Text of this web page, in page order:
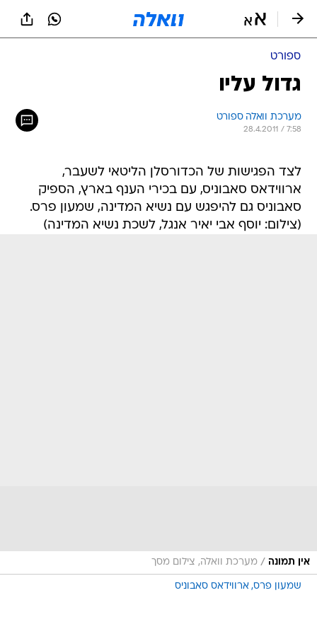
ספורט
גדול עליו
מערכת וואלה ספורט
28.4.2011 / 7:58
לצד הפגישות של הכדורסלן הליטאי לשעבר,
ארווידאס סאבוניס, עם בכירי הענף בארץ, הספיק
סאבוניס גם להיפגש עם נשיא המדינה, שמעון פרס.
(צילום: יוסף אבי יאיר אנגל, לשכת נשיא המדינה)
אין תמונה / מערכת וואלה, צילום מסך
שמעון פרס ארווידאס סאבוניס